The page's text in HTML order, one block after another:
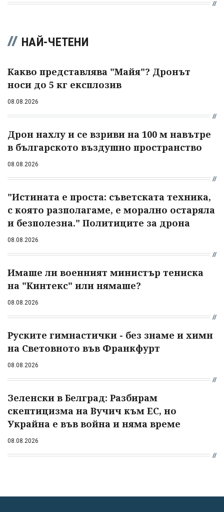
НАЙ-ЧЕТЕНИ
Какво представлява "Майя"? Дронът
носи до 5 кг експлозив
08.08.2026
Дрон нахлу и се взриви на 100 м навътре
в българското въздушно пространство
08.08.2026
"Истината е проста: съветската техника,
с която разполагаме, е морално остаряла
и безполезна." Политиците за дрона
08.08.2026
Имаше ли военният министър тениска
на "Кинтекс" или нямаше?
08.08.2026
Руските гимнастички - без знаме и химн
на Световното във Франкфурт
08.08.2026
Зеленски в Белград: Разбирам
скептицизма на Вучич към ЕС, но
Украйна е във война и няма време
08.08.2026